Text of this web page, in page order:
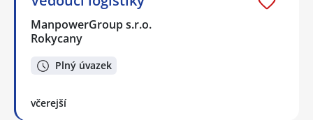
ManpowerGroup s.r.o.
Rokycany
Plný úvazek
včerejší